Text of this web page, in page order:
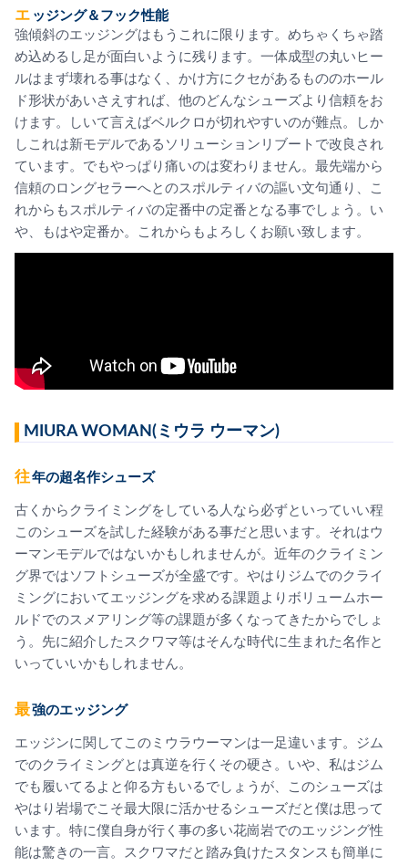
エッジング＆フック性能
強傾斜のエッジングはもうこれに限ります。めちゃくちゃ踏
め込めるし足が面白いように残ります。一体成型の丸いヒー
ルはまず壊れる事はなく、かけ方にクセがあるもののホール
ド形状があいさえすれば、他のどんなシューズより信頼をお
けます。しいて言えばベルクロが切れやすいのが難点。しか
しこれは新モデルであるソリューションリブートで改良され
ています。でもやっぱり痛いのは変わりません。最先端から
信頼のロングセラーへとのスポルティバの謳い文句通り、こ
れからもスポルティバの定番中の定番となる事でしょう。い
や、もはや定番か。これからもよろしくお願い致します。
MIURA WOMAN(ミウラ ウーマン)
往年の超名作シューズ
古くからクライミングをしている人なら必ずといっていい程
このシューズを試した経験がある事だと思います。それはウ
ーマンモデルではないかもしれませんが。近年のクライミン
グ界ではソフトシューズが全盛です。やはりジムでのクライ
ミングにおいてエッジングを求める課題よりボリュームホー
ルドでのスメアリング等の課題が多くなってきたからでしょ
う。先に紹介したスクワマ等はそんな時代に生まれた名作と
いっていいかもしれません。
最強のエッジング
エッジンに関してこのミウラウーマンは一足違います。ジム
でのクライミングとは真逆を行くその硬さ。いや、私はジム
でも履いてるよと仰る方もいるでしょうが、このシューズは
やはり岩場でこそ最大限に活かせるシューズだと僕は思って
います。特に僕自身が行く事の多い花崗岩でのエッジング性
能は驚きの一言。スクワマだと踏み負けたスタンスも簡単に